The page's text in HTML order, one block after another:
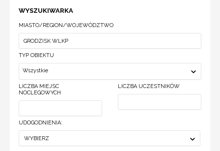
WYSZUKIWARKA
MIASTO/REGION/WOJEWÓDZTWO
TYP OBIEKTU
Wszystkie
LICZBA MIEJSC
NOCLEGOWYCH
LICZBA UCZESTNIKÓW
UDOGODNIENIA:
WYBIERZ